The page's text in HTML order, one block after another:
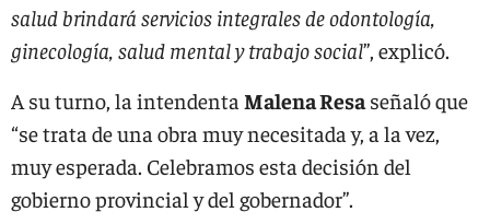
salud brindará servicios integrales de odontología,
ginecología, salud mental y trabajo social”, explicó.
A su turno, la intendenta Malena Resa señaló que
“se trata de una obra muy necesitada y, a la vez,
muy esperada. Celebramos esta decisión del
gobierno provincial y del gobernador”.